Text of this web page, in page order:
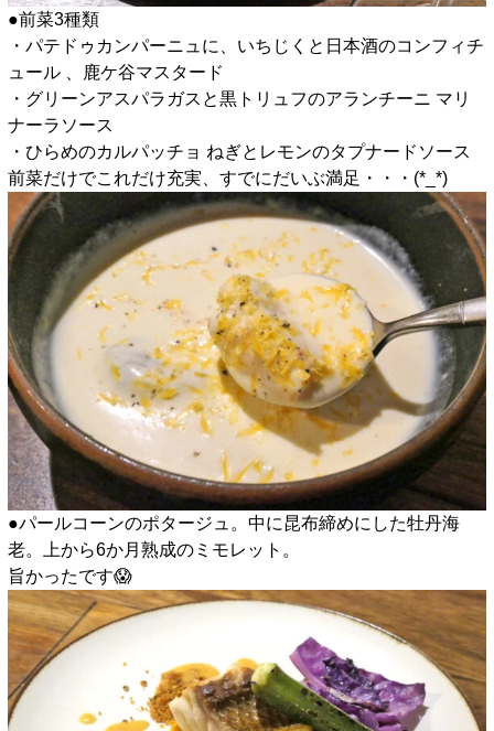
●前菜3種類
・パテドゥカンパーニュに、いちじくと日本酒のコンフィチ
ュール 、鹿ケ谷マスタード
・グリーンアスパラガスと黒トリュフのアランチーニ マリ
ナーラソース
・ひらめのカルパッチョ ねぎとレモンのタプナードソース
前菜だけでこれだけ充実、すでにだいぶ満足・・・(*_*)
●パールコーンのポタージュ。中に昆布締めにした牡丹海
老。上から6か月熟成のミモレット。
旨かったです😱